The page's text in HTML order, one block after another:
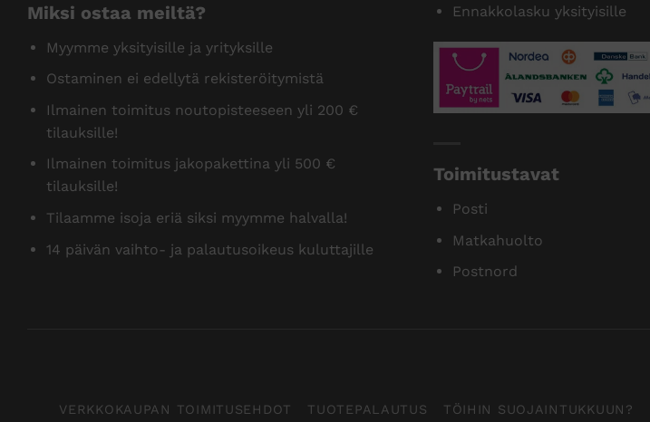
Miksi ostaa meiltä?
Myymme yksityisille ja yrityksille
Ostaminen ei edellytä rekisteröitymistä
Ilmainen toimitus noutopisteeseen yli 200 €
tilauksille!
Ilmainen toimitus jakopakettina yli 500 €
tilauksille!
Tilaamme isoja eriä siksi myymme halvalla!
14 päivän vaihto- ja palautusoikeus kuluttajille
Ennakkolasku yksityisille
Toimitustavat
Posti
Matkahuolto
Postnord
VERKKOKAUPAN TOIMITUSEHDOT TUOTEPALAUTUS TÖIHIN SUOJAINTUKKUUN?